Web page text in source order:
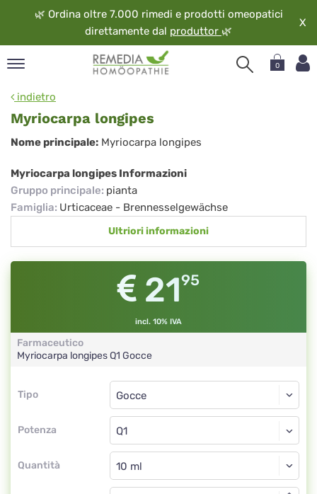
🌿 Ordina oltre 7.000 rimedi e prodotti omeopatici
direttamente dal produttor 🌿
X
0
indietro
Myriocarpa longipes
Myriocarpa
longipes
Nome principale: Myriocarpa longipes
Myriocarpa longipes Informazioni
Gruppo principale: pianta
Famiglia: Urticaceae - Brennesselgewächse
Ultriori informazioni
2195
incl. 10% IVA
Farmaceutico
Myriocarpa longipesQ1 Gocce
Tipo
Tipo
Potenza
Gocce
Q1
Quantità
Gocce